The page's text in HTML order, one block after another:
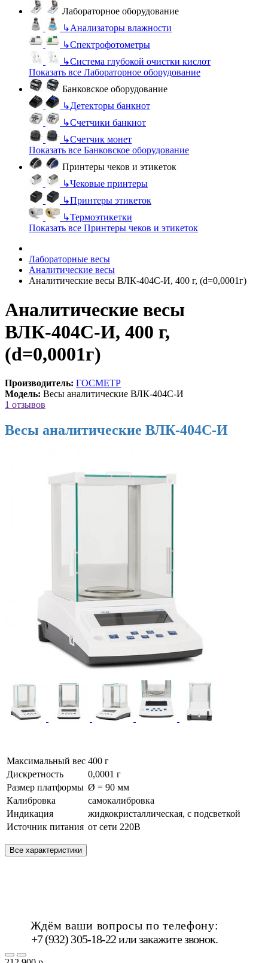
Лабораторное оборудование
↳Анализаторы влажности
↳Спектрофотометры
↳Система глубокой очистки кислот
Показать все Лабораторное оборудование
Банковское оборудование
↳Детекторы банкнот
↳Счетчики банкнот
↳Счетчик монет
Показать все Банковское оборудование
Принтеры чеков и этикеток
↳Чековые принтеры
↳Принтеры этикеток
↳Термоэтикетки
Показать все Принтеры чеков и этикеток
Лабораторные весы
Аналитические весы
Аналитические весы ВЛК-404С-И, 400 г, (d=0,0001г)
Аналитические весы
ВЛК-404С-И, 400 г,
(d=0,0001г)
Производитель: ГОСМЕТР
Модель: Весы аналитические ВЛК-404С-И
1 отзывов
Весы аналитические ВЛК-404С-И
Максимальный вес 400 г
Дискретность
0,0001 г
Размер платформы Ø = 90 мм
Калибровка
самокалибровка
Индикация
жидкокристаллическая, с подсветкой
Источник питания от сети 220В
Все характеристики
Ждём ваши вопросы по телефону:
+7 (932) 305-18-22 илизакажите звонок.